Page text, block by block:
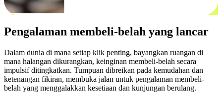
Pengalaman membeli-belah yang lancar
Dalam dunia di mana setiap klik penting, bayangkan ruangan di
mana halangan dikurangkan, keinginan membeli-belah secara
impulsif ditingkatkan. Tumpuan dibreikan pada kemudahan dan
ketenangan fikiran, membuka jalan untuk pengalaman membeli-
belah yang menggalakkan kesetiaan dan kunjungan berulang.